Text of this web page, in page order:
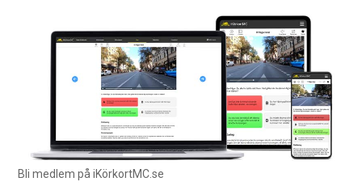
Bli medlem på iKörkortMC.se